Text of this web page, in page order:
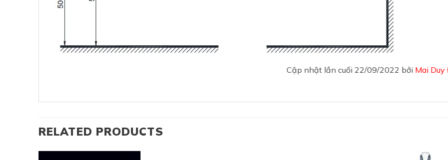
Cập nhật lần cuối 22/09/2022 bởi Mai Duy
RELATED PRODUCTS